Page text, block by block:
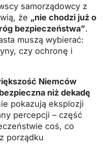
samorządowcy z
że „nie chodzi już o
bezpieczeństwa”.
muszą wybierać:
czy ochronę i
Niemców
niż dekadę
pokazują eksplozji
percepcji – część
coś, co
porządku